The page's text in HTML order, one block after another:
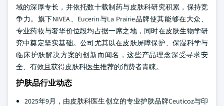
域的深厚专长，并依托数十载制药与皮肤科研究积累，保持竞
争力。旗下NIVEA、Eucerin与La Prairie品牌使其能够在大众、
专业药妆与奢华价位段均占据一席之地，同时在皮肤生物学研
究中奠定坚实基础。公司尤其以在皮肤屏障保护、保湿科学与
临床护肤解决方案的创新而闻名，这些产品理念深受寻求安
全、有效且获得皮肤科医生推荐的消费者青睐。
护肤品行业动态
2025年9月，由皮肤科医生创立的专业护肤品牌Ceuticoz与印